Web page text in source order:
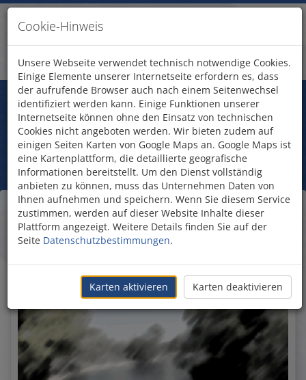
Bethesda-Teiche
Fragen?
Treten Sie mit uns in Kontakt!
Örtlichkeit der Heilung
des Gelähmten
Cookie-Hinweis
Unsere Webseite verwendet technisch notwendige Cookies.
Einige Elemente unserer Internetseite erfordern es, dass
der aufrufende Browser auch nach einem Seitenwechsel
identifiziert werden kann. Einige Funktionen unserer
Internetseite können ohne den Einsatz von technischen
Cookies nicht angeboten werden. Wir bieten zudem auf
einigen Seiten Karten von Google Maps an. Google Maps ist
eine Kartenplattform, die detaillierte geografische
Informationen bereitstellt. Um den Dienst vollständig
anbieten zu können, muss das Unternehmen Daten von
Ihnen aufnehmen und speichern. Wenn Sie diesem Service
zustimmen, werden auf dieser Website Inhalte dieser
Plattform angezeigt. Weitere Details finden Sie auf der
Seite Datenschutzbestimmungen.
Karten deaktivieren
Karten aktivieren